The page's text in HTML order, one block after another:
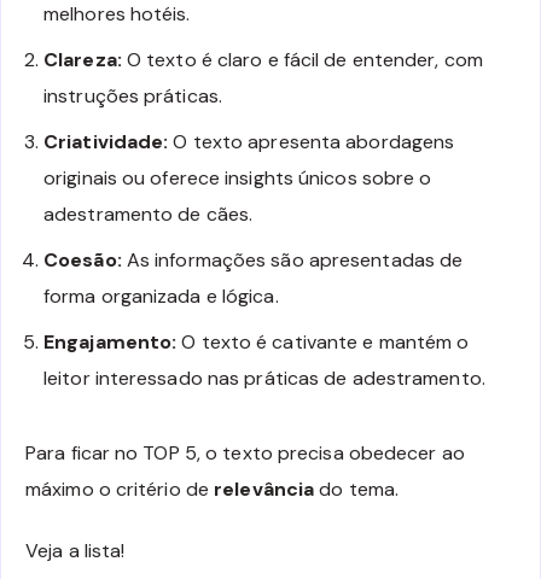
melhores hotéis.
Clareza: O texto é claro e fácil de entender, com
instruções práticas.
Criatividade: O texto apresenta abordagens
originais ou oferece insights únicos sobre o
adestramento de cães.
Coesão: As informações são apresentadas de
forma organizada e lógica.
Engajamento: O texto é cativante e mantém o
leitor interessado nas práticas de adestramento.
Para ficar no TOP 5, o texto precisa obedecer ao
máximo o critério de relevânciado tema.
Veja a lista!